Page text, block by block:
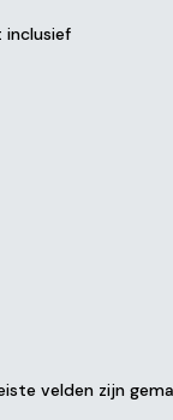
inclusief
velden zijn